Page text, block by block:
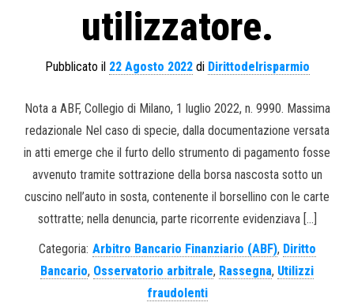
utilizzatore.
Pubblicato il 22 Agosto 2022di Dirittodelrisparmio
Nota a ABF, Collegio di Milano, 1 luglio 2022, n. 9990. Massima
redazionale Nel caso di specie, dalla documentazione versata
in atti emerge che il furto dello strumento di pagamento fosse
avvenuto tramite sottrazione della borsa nascosta sotto un
cuscino nell’auto in sosta, contenente il borsellino con le carte
sottratte; nella denuncia, parte ricorrente evidenziava […]
Categoria: Arbitro Bancario Finanziario (ABF), Diritto
Bancario, Osservatorio arbitrale, Rassegna, Utilizzi
fraudolenti